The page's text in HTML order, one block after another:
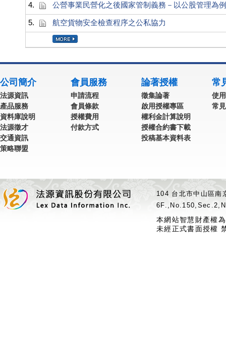
4. 公營事業民營化之後國家管制義務－以公股管理為例
5. 航空貨物安全檢查程序之公私協力
公司簡介
法源資訊
產品服務
資料庫說明
法源徵才
交通資訊
策略聯盟
會員服務
申請流程
會員條款
授權費用
付款方式
論著授權
徵集論著
啟用授權專區
權利金計算說明
授權合約書下載
投稿基本資料表
常
使
常
104 台北市中山區
本網站智慧財產權
未經正式書面授權